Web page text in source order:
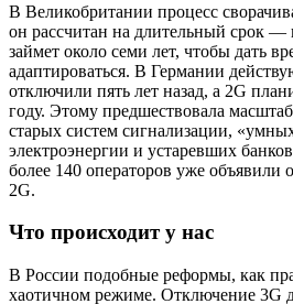
В Великобритании процесс
он рассчитан на длительный срок —
займет около семи лет, чтобы дать
адаптироваться. В Германии
отключили пять лет назад, а 2G
году. Этому предшествовала
старых систем сигнализации,
электроэнергии и устаревших
более 140 операторов уже объявили
2G.
Что происходит у нас
В России подобные реформы, как
хаотичном режиме. Отключение 3G